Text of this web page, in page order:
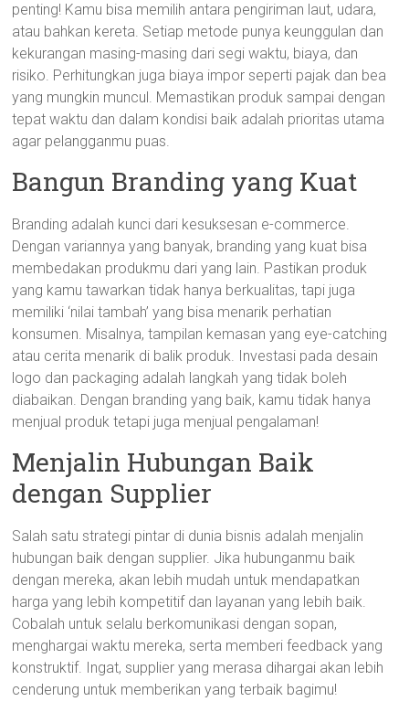
penting! Kamu bisa memilih antara pengiriman laut, udara,
atau bahkan kereta. Setiap metode punya keunggulan dan
kekurangan masing-masing dari segi waktu, biaya, dan
risiko. Perhitungkan juga biaya impor seperti pajak dan bea
yang mungkin muncul. Memastikan produk sampai dengan
tepat waktu dan dalam kondisi baik adalah prioritas utama
agar pelangganmu puas.
Bangun Branding yang Kuat
Branding adalah kunci dari kesuksesan e-commerce.
Dengan variannya yang banyak, branding yang kuat bisa
membedakan produkmu dari yang lain. Pastikan produk
yang kamu tawarkan tidak hanya berkualitas, tapi juga
memiliki ‘nilai tambah’ yang bisa menarik perhatian
konsumen. Misalnya, tampilan kemasan yang eye-catching
atau cerita menarik di balik produk. Investasi pada desain
logo dan packaging adalah langkah yang tidak boleh
diabaikan. Dengan branding yang baik, kamu tidak hanya
menjual produk tetapi juga menjual pengalaman!
Menjalin Hubungan Baik
dengan Supplier
Salah satu strategi pintar di dunia bisnis adalah menjalin
hubungan baik dengan supplier. Jika hubunganmu baik
dengan mereka, akan lebih mudah untuk mendapatkan
harga yang lebih kompetitif dan layanan yang lebih baik.
Cobalah untuk selalu berkomunikasi dengan sopan,
menghargai waktu mereka, serta memberi feedback yang
konstruktif. Ingat, supplier yang merasa dihargai akan lebih
cenderung untuk memberikan yang terbaik bagimu!